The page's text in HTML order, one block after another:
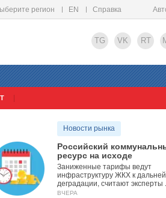
регион EN Справка
TG VK RT
Новости рынка
Российский
ресурс на исходе
Заниженные тарифы ведут
инфраструктуру ЖКХ к
деградации, считают эксперты
ВЧЕРА